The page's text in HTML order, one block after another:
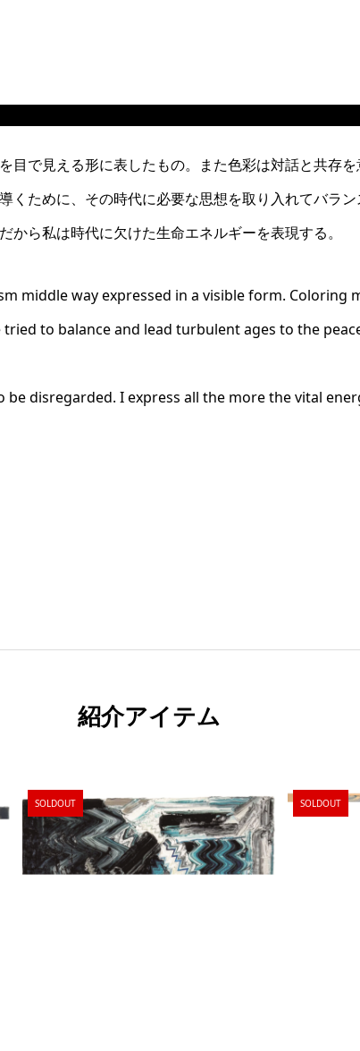
目で見える形に表したもの。また色彩は対話と共存を
くために、その時代に必要な思想を取り入れてバラン
ら私は時代に欠けた生命エネルギーを表現する。
middle way expressed in a visible form. Coloring
to balance and lead turbulent ages to the
disregarded. I express all the more the vital
紹介アイテム
SOLDOUT SOLDOUT